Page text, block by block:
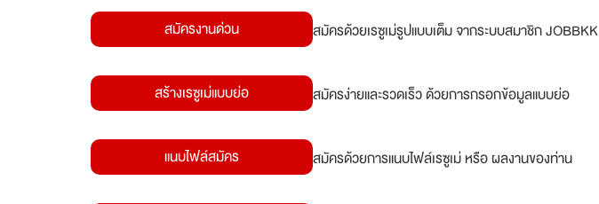
สมัครงานด่วน
สมัครด้วยเรซูเม่รูปแบบเต็ม จากระบบสมาชิก JOBBKK
สร้างเรซูเม่แบบย่อ สมัครง่ายและรวดเร็ว ด้วยการกรอกข้อมูลแบบย่อ
แนบไฟล์สมัคร สมัครด้วยการแนบไฟล์เรซูเม่ หรือ ผลงานของท่าน